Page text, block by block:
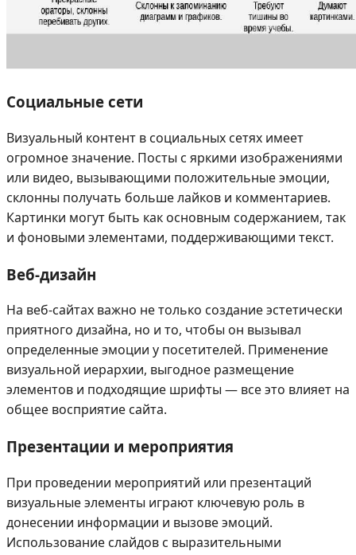
Социальные сети
Визуальный контент в социальных сетях имеет
огромное значение. Посты с яркими изображениями
или видео, вызывающими положительные эмоции,
склонны получать больше лайков и комментариев.
Картинки могут быть как основным содержанием, так
и фоновыми элементами, поддерживающими текст.
Веб-дизайн
На веб-сайтах важно не только создание эстетически
приятного дизайна, но и то, чтобы он вызывал
определенные эмоции у посетителей. Применение
визуальной иерархии, выгодное размещение
элементов и подходящие шрифты — все это влияет на
общее восприятие сайта.
Презентации и мероприятия
При проведении мероприятий или презентаций
визуальные элементы играют ключевую роль в
донесении информации и вызове эмоций.
Использование слайдов с выразительными